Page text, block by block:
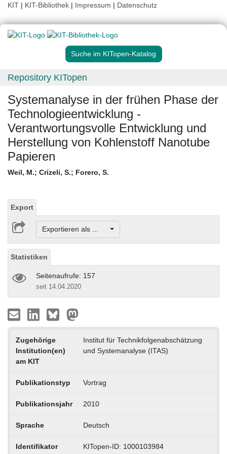
KIT | KIT-Bibliothek | Impressum | Datenschutz
Suche im KITopen-Katalog
Repository KITopen
Systemanalyse in der frühen Phase der
Technologieentwicklung -
Verantwortungsvolle Entwicklung und
Herstellung von Kohlenstoff Nanotube
Papieren
Weil, M.; Crizeli, S.; Forero, S.
Export
Exportieren als ...
Statistiken
Seitenaufrufe: 157
seit 14.04.2020
Zugehörige
Institution(en)
am KIT
Institut für Technikfolgenabschätzung
und Systemanalyse (ITAS)
Publikationstyp Vortrag
Publikationsjahr 2010
Sprache Deutsch
Identifikator KITopen-ID: 1000103984